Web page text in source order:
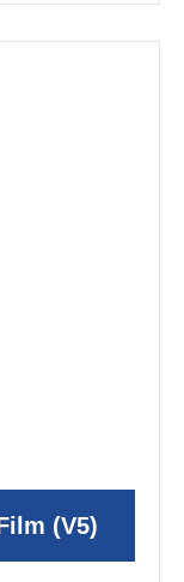
(V5)